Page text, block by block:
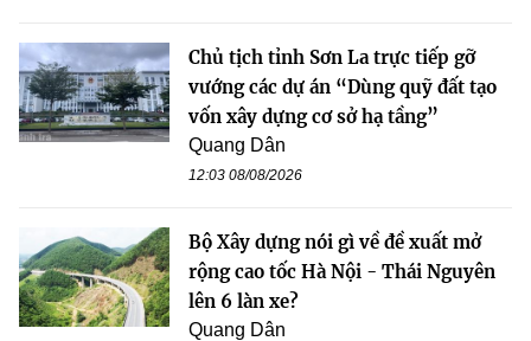
Chủ tịch tỉnh Sơn La trực tiếp gỡ
vướng các dự án “Dùng quỹ đất tạo
vốn xây dựng cơ sở hạ tầng”
Quang Dân
12:03 08/08/2026
Bộ Xây dựng nói gì về đề xuất mở
rộng cao tốc Hà Nội - Thái Nguyên
lên 6 làn xe?
Quang Dân